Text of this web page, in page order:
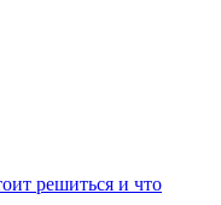
решиться и что